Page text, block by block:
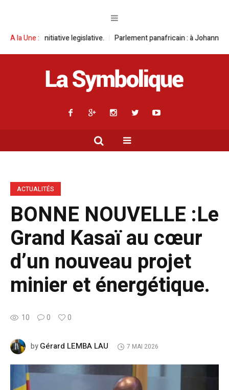
A la Une :
legislative. Parlement panafricain : à Johannesburg, Aimé Boji
ACTUALITÉS
BONNE NOUVELLE :Le
Grand Kasaï au cœur
d’un nouveau projet
minier et énergétique.
10 0 0
byGérard LEMBA LAU 7 MAI 2026